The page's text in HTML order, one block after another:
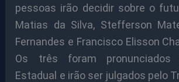
pessoas irão decidir sobre o
Matias da Silva, Stefferson
Fernandes e Francisco Elisson
Os três foram pronunciados
Estadual e irão ser julgados pelo